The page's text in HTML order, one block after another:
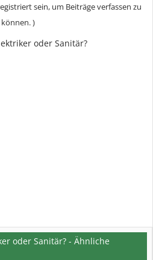
sein, um Beiträge verfassen zu
können. )
oder Sanitär?
oder Sanitär? - Ähnliche